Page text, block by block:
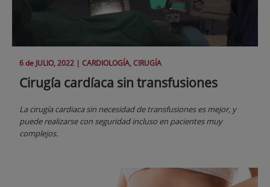
6 de JULIO, 2022 | CARDIOLOGÍA, CIRUGÍA
Cirugía cardíaca sin transfusiones
La cirugía cardiaca sin necesidad de transfusiones es mejor, y
puede realizarse con seguridad incluso en pacientes muy
complejos.